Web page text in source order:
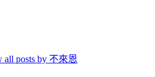
all posts by 不來恩